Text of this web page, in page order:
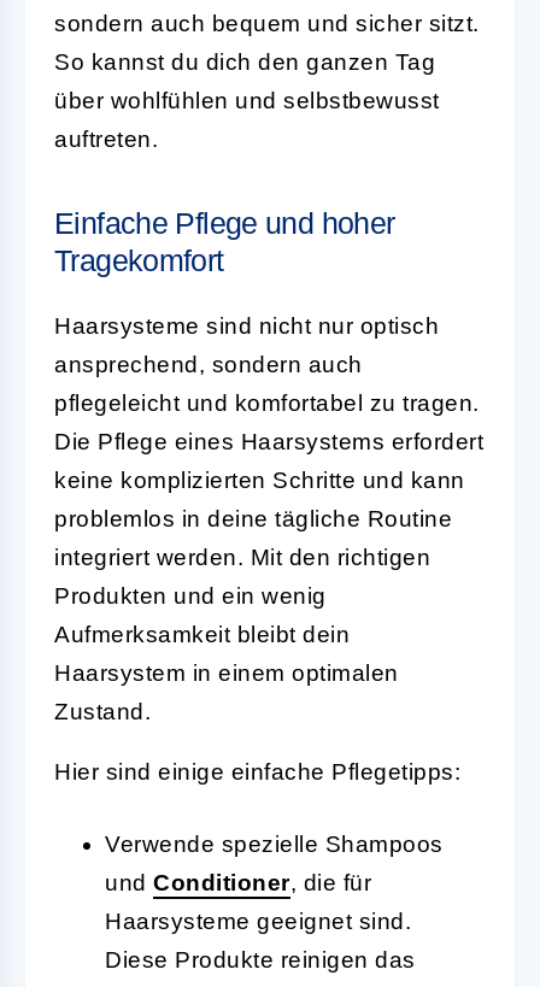
sondern auch bequem und sicher sitzt.
So kannst du dich den ganzen Tag
über wohlfühlen und selbstbewusst
auftreten.
Einfache Pflege und hoher
Tragekomfort
Haarsysteme sind nicht nur optisch
ansprechend, sondern auch
pflegeleicht und komfortabel zu tragen.
Die Pflege eines Haarsystems erfordert
keine komplizierten Schritte und kann
problemlos in deine tägliche Routine
integriert werden. Mit den richtigen
Produkten und ein wenig
Aufmerksamkeit bleibt dein
Haarsystem in einem optimalen
Zustand.
Hier sind einige einfache Pflegetipps:
Verwende spezielle Shampoos
und Conditioner, die für
Haarsysteme geeignet sind.
Diese Produkte reinigen das